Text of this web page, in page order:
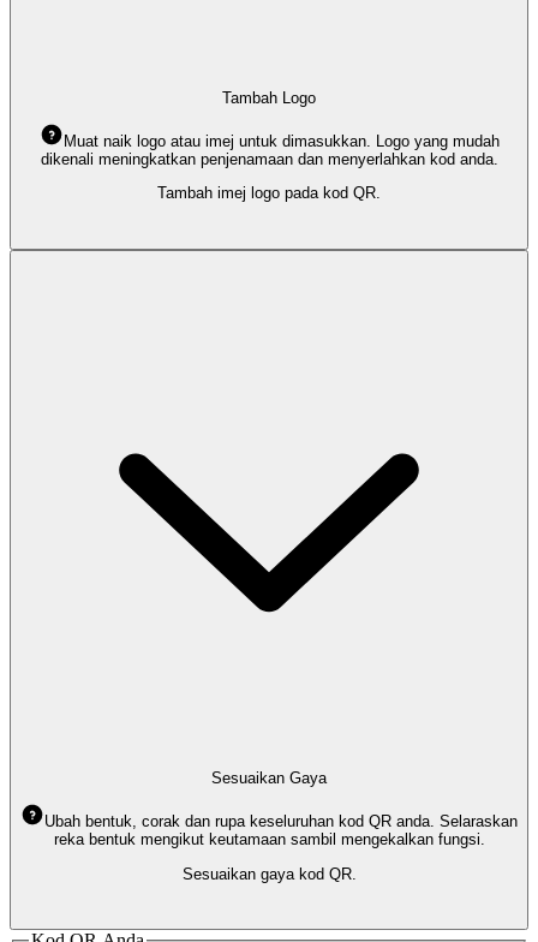
Tambah Logo
Muat naik logo atau imej untuk dimasukkan. Logo yang mudah
dikenali meningkatkan penjenamaan dan menyerlahkan kod anda.
Tambah imej logo pada kod QR.
Sesuaikan Gaya
Ubah bentuk, corak dan rupa keseluruhan kod QR anda. Selaraskan
reka bentuk mengikut keutamaan sambil mengekalkan fungsi.
Sesuaikan gaya kod QR.